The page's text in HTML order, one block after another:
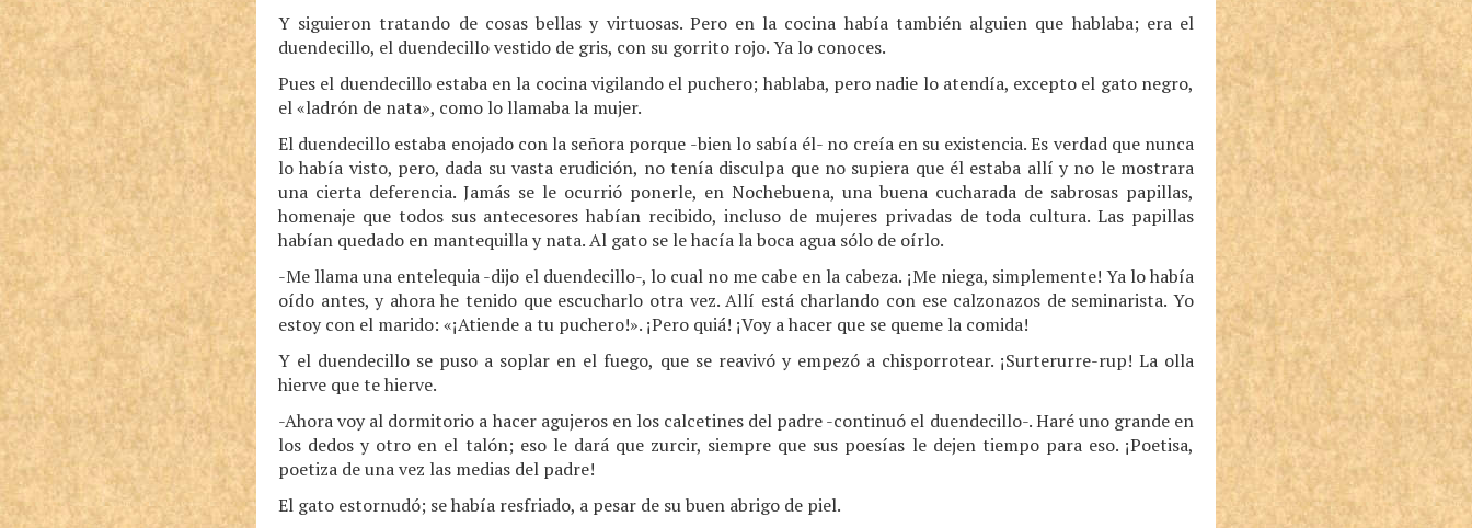
Y siguieron tratando de cosas bellas y virtuosas. Pero en la cocina había también alguien que hablaba; era el
duendecillo, el duendecillo vestido de gris, con su gorrito rojo. Ya lo conoces.
Pues el duendecillo estaba en la cocina vigilando el puchero; hablaba, pero nadie lo atendía, excepto el gato negro,
el «ladrón de nata», como lo llamaba la mujer.
El duendecillo estaba enojado con la señora porque -bien lo sabía él- no creía en su existencia. Es verdad que nunca
lo había visto, pero, dada su vasta erudición, no tenía disculpa que no supiera que él estaba allí y no le mostrara
una cierta deferencia. Jamás se le ocurrió ponerle, en Nochebuena, una buena cucharada de sabrosas papillas,
homenaje que todos sus antecesores habían recibido, incluso de mujeres privadas de toda cultura. Las papillas
habían quedado en mantequilla y nata. Al gato se le hacía la boca agua sólo de oírlo.
-Me llama una entelequia -dijo el duendecillo-, lo cual no me cabe en la cabeza. ¡Me niega, simplemente! Ya lo había
oído antes, y ahora he tenido que escucharlo otra vez. Allí está charlando con ese calzonazos de seminarista. Yo
estoy con el marido: «¡Atiende a tu puchero!». ¡Pero quiá! ¡Voy a hacer que se queme la comida!
Y el duendecillo se puso a soplar en el fuego, que se reavivó y empezó a chisporrotear. ¡Surterurre-rup! La olla
hierve que te hierve.
-Ahora voy al dormitorio a hacer agujeros en los calcetines del padre -continuó el duendecillo-. Haré uno grande en
los dedos y otro en el talón; eso le dará que zurcir, siempre que sus poesías le dejen tiempo para eso. ¡Poetisa,
poetiza de una vez las medias del padre!
El gato estornudó; se había resfriado, a pesar de su buen abrigo de piel.